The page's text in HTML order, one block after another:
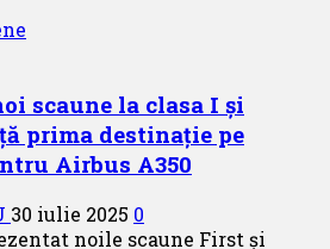
scaune la clasa I și
prima destinație pe
Airbus A350
30 iulie 2025 0
noile scaune First și